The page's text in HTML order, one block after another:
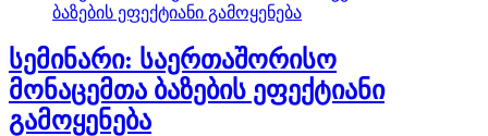
სემინარი: საერთაშორისო
მონაცემთა ბაზების ეფექტიანი
გამოყენება